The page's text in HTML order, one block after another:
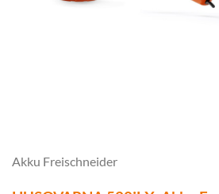
Akku Freischneider